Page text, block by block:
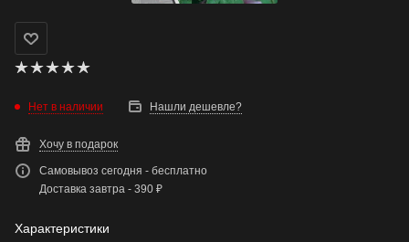
Нет в наличии Нашли дешевле?
Хочу в подарок
Самовывоз сегодня - бесплатно
Доставка завтра - 390 ₽
Характеристики